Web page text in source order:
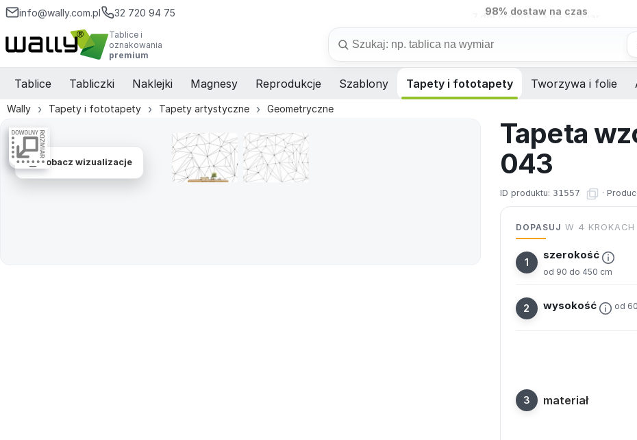
info@wally.com.pl 32 720 94 75 7 dniprodukcja na wymiar
Tablice i
oznakowania
premium
Tablice Tabliczki Naklejki Magnesy Reprodukcje Szablony Tapety i fototapety Tworzywa i folie
Wally Tapety i fototapety Tapety artystyczne Geometryczne
Zobacz wizualizacje
Tapeta
043
ID produktu: 31557 ·
DOPASUJ W 4 KROKACH
szerokość
od 90 do 450 cm
wysokość od
materiał